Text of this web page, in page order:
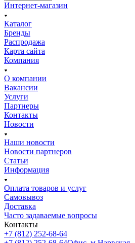
Интернет-магазин
Каталог
Бренды
Распродажа
Карта сайта
Компания
О компании
Вакансии
Услуги
Партнеры
Контакты
Новости
Наши новости
Новости партнеров
Статьи
Информация
Оплата товаров и услуг
Самовывоз
Доставка
Часто задаваемые вопросы
Контакты
+7 (812) 252-68-64